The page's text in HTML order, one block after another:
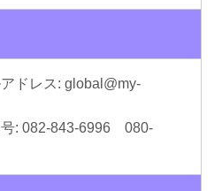
ドレス: global@my-
号: 082-843-6996 080-